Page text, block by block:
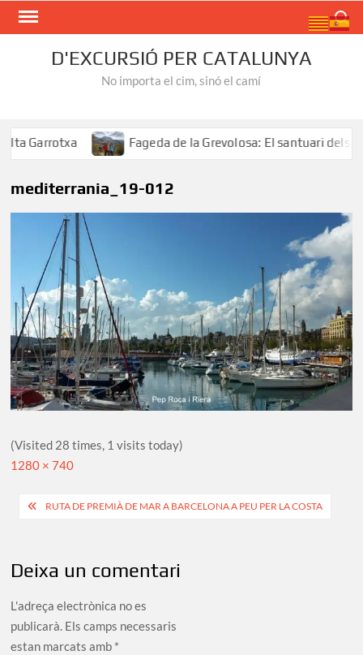
Skip
D'EXCURSIÓ PER CATALUNYA
No importa el cim, sinó el camí
Garrotxa Fageda de la Grevolosa: El santuari dels
mediterrania_19-012
(Visited 28 times, 1 visits today)
Full
1280 × 740
Navegació
RUTA DE PREMIÀ DE MAR A BARCELONA A PEU PER LA COSTA
Deixa un comentari
L'adreça electrònica no es
publicarà. Els camps necessaris
estan marcats amb *